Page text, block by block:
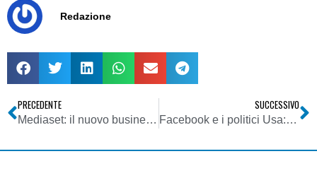
Redazione
PRECEDENTE
Mediaset: il nuovo business si chiama towering. E mentre il Biscione acquista, RAI WAY decide di vendere le proprie torri
SUCCESSIVO
Facebook e i politici Usa: una collaborazione strategica per la regolamentazione della privacy